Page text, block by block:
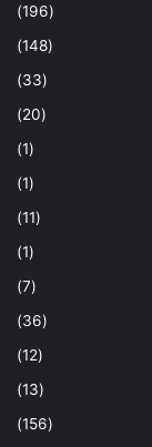
(196)
(148)
(33)
(20)
(1)
(1)
(11)
(1)
(7)
(36)
(12)
(13)
(156)